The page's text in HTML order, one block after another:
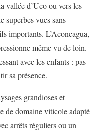
vallée d’Uco ou vers les
superbes vues sans
importants. L’Aconcagua,
même vu de loin.
avec les enfants : pas
sa présence.
grandioses et
de domaine viticole adapté
arrêts réguliers ou un